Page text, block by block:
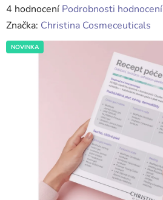
Průměrné
hodnocení
produktu
je
4 hodnocení Podrobnosti hodnocení
Značka: Christina Cosmeceuticals
NOVINKA